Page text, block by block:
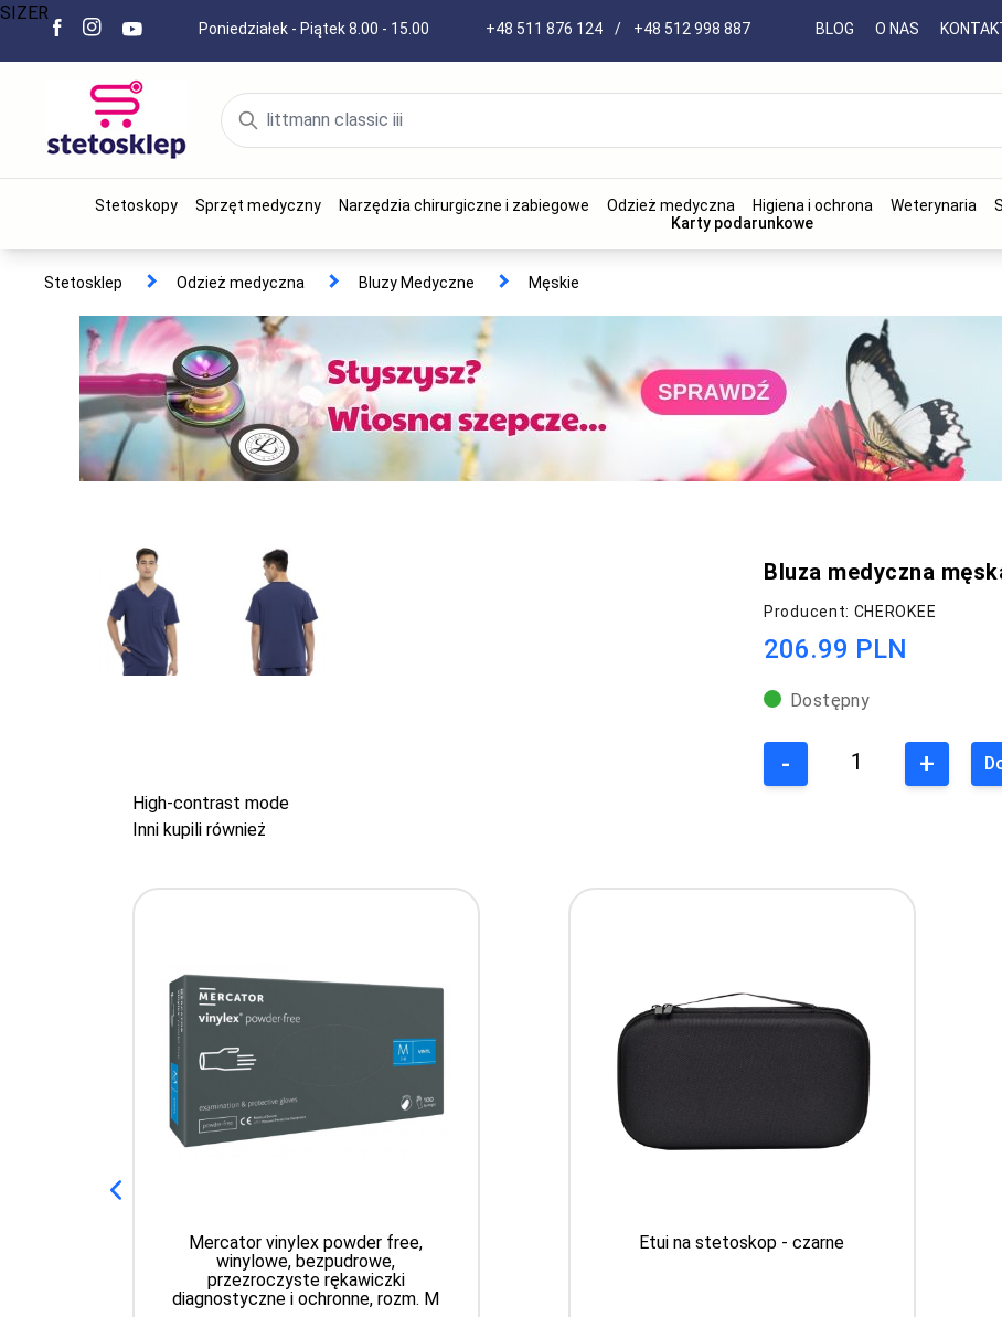
Poniedziałek - Piątek 8.00 - 15.00 +48 511 876 124 / +48 512 998 887 BLOG O NAS
Stetoskopy Sprzęt medyczny Narzędzia chirurgiczne i zabiegowe Odzież medyczna Higiena i ochrona Weterynaria
Karty podarunkowe
Stetosklep Odzież medyczna Bluzy Medyczne Męskie
Bluza medyczna
Producent: CHEROKEE
206.99 PLN
Dostępny
- +
High-contrast mode
Inni kupili również
Mercator vinylex powder free,
winylowe, bezpudrowe,
przezroczyste rękawiczki
diagnostyczne i ochronne, rozm. M
Etui na stetoskop - czarne
SIZER